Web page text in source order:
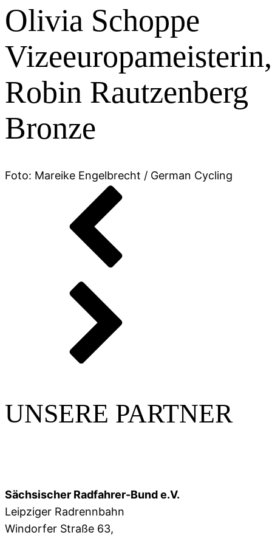
Olivia Schoppe
Vizeeuropameisterin,
Robin Rautzenberg
Bronze
Foto: Mareike Engelbrecht / German Cycling
UNSERE PARTNER
Sächsischer Radfahrer-Bund e.V.
Leipziger Radrennbahn
Windorfer Straße 63,